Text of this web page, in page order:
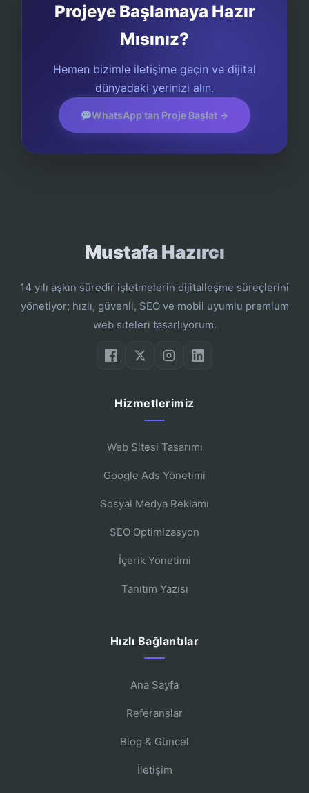
Projeye Başlamaya Hazır
Mısınız?
Hemen bizimle iletişime geçin ve dijital
dünyadaki yerinizi alın.
WhatsApp'tan Proje Başlat →
Mustafa Hazırcı
14 yılı aşkın süredir işletmelerin dijitalleşme süreçlerini
yönetiyor; hızlı, güvenli, SEO ve mobil uyumlu premium
web siteleri tasarlıyorum.
Hizmetlerimiz
Web Sitesi Tasarımı
Google Ads Yönetimi
Sosyal Medya Reklamı
SEO Optimizasyon
İçerik Yönetimi
Tanıtım Yazısı
Hızlı Bağlantılar
Ana Sayfa
Referanslar
Blog & Güncel
İletişim